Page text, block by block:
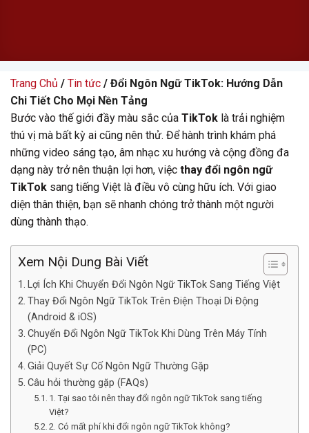
Trang Chủ / Tin tức / Đổi Ngôn Ngữ TikTok: Hướng Dẫn
Chi Tiết Cho Mọi Nền Tảng
Bước vào thế giới đầy màu sắc của TikTok là trải nghiệm
thú vị mà bất kỳ ai cũng nên thử. Để hành trình khám phá
những video sáng tạo, âm nhạc xu hướng và cộng đồng đa
dạng này trở nên thuận lợi hơn, việc thay đổi ngôn ngữ
TikTok sang tiếng Việt là điều vô cùng hữu ích. Với giao
diện thân thiện, bạn sẽ nhanh chóng trở thành một người
dùng thành thạo.
Xem Nội Dung Bài Viết
Lợi Ích Khi Chuyển Đổi Ngôn Ngữ TikTok Sang Tiếng Việt
Thay Đổi Ngôn Ngữ TikTok Trên Điện Thoại Di Động
(Android & iOS)
Chuyển Đổi Ngôn Ngữ TikTok Khi Dùng Trên Máy Tính
(PC)
Giải Quyết Sự Cố Ngôn Ngữ Thường Gặp
Câu hỏi thường gặp (FAQs)
1. Tại sao tôi nên thay đổi ngôn ngữ TikTok sang tiếng
Việt?
2. Có mất phí khi đổi ngôn ngữ TikTok không?